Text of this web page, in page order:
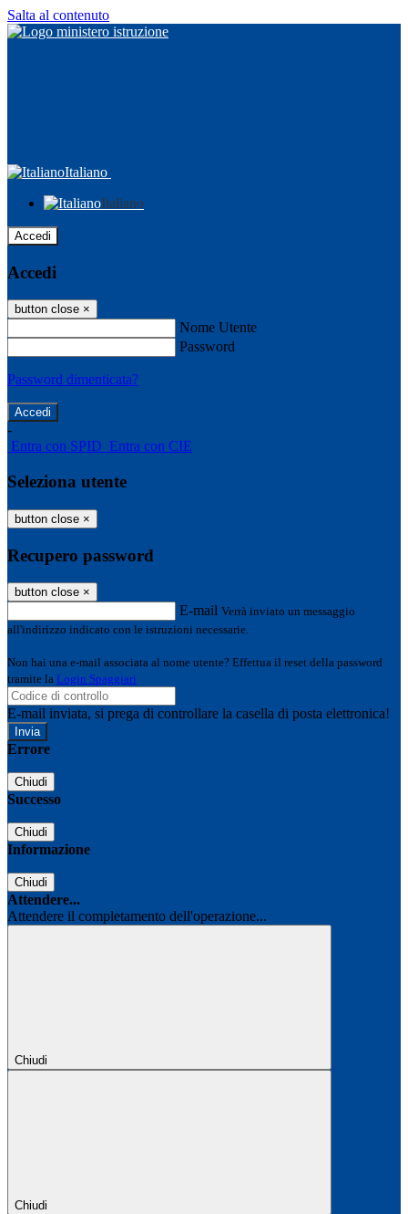
Salta al contenuto
Italiano
Italiano
Accedi
Accedi
button close ×
Nome Utente
Password
Password dimenticata?
-
Entra con SPID Entra con CIE
Seleziona utente
button close ×
Recupero password
button close ×
E-mail Verrà inviato un messaggio
all'indirizzo indicato con le istruzioni necessarie.
Non hai una e-mail associata al nome utente? Effettua il reset della password
tramite la Login Spaggiari
E-mail inviata, si prega di controllare la casella di posta elettronica!
Errore
Chiudi
Successo
Chiudi
Informazione
Chiudi
Attendere...
Attendere il completamento dell'operazione...
Chiudi
Chiudi